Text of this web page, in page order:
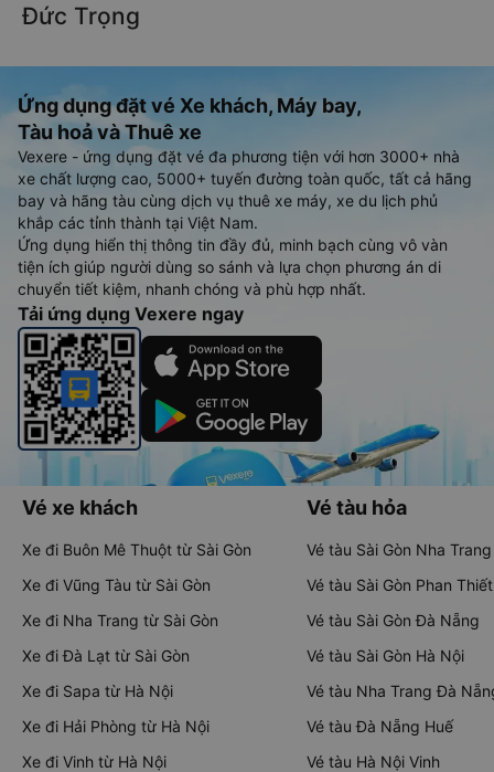
Đức Trọng
Ứng dụng đặt vé Xe khách, Máy bay,
Tàu hoả và Thuê xe
Vexere - ứng dụng đặt vé đa phương tiện với hơn 3000+ nhà
xe chất lượng cao, 5000+ tuyến đường toàn quốc, tất cả hãng
bay và hãng tàu cùng dịch vụ thuê xe máy, xe du lịch phủ
khắp các tỉnh thành tại Việt Nam.
Ứng dụng hiển thị thông tin đầy đủ, minh bạch cùng vô vàn
tiện ích giúp người dùng so sánh và lựa chọn phương án di
chuyển tiết kiệm, nhanh chóng và phù hợp nhất.
Tải ứng dụng Vexere ngay
Vé xe khách
Xe đi Buôn Mê Thuột từ Sài Gòn
Xe đi Vũng Tàu từ Sài Gòn
Xe đi Nha Trang từ Sài Gòn
Xe đi Đà Lạt từ Sài Gòn
Xe đi Sapa từ Hà Nội
Xe đi Hải Phòng từ Hà Nội
Xe đi Vinh từ Hà Nội
Vé tàu hỏa
Vé tàu Sài Gòn Nha Trang
Vé tàu Sài Gòn Phan Thiết
Vé tàu Sài Gòn Đà Nẵng
Vé tàu Sài Gòn Hà Nội
Vé tàu Nha Trang Đà
Vé tàu Đà Nẵng Huế
Vé tàu Hà Nội Vinh